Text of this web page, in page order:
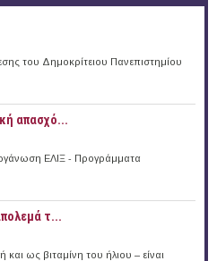
του Δημοκρίτειου Πανεπιστημίου
απασχό...
ΕΛΙΞ - Προγράμματα
τ...
και ως βιταμίνη του ήλιου – είναι